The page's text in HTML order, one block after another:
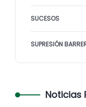
SUCESOS
SUPRESIÓN
Noticias